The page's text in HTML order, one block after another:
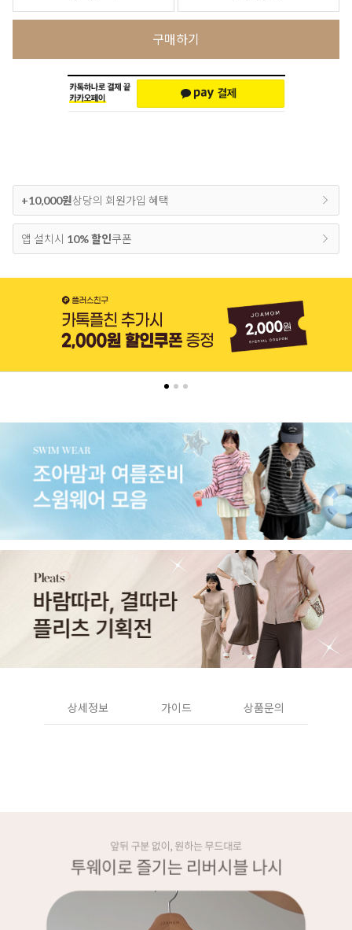
구매하기
+10,000원상당의 회원가입 혜택
앱 설치시 10% 할인쿠폰
상세정보 가이드 상품문의